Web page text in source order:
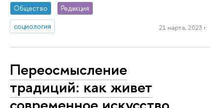
Общество
Редакция
социология
21 марта, 2023 г.
Переосмысление
традиций: как живет